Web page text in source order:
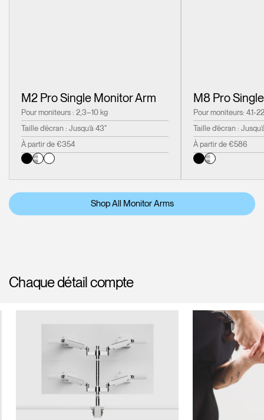
M2 Pro Single Monitor Arm
Pour moniteurs : 2,3–10 kg
Taille d’écran : Jusqu’à 43"
À partir de €354
M8 Pro
Pour moniteurs: 4.1-
Taille d’écran :
À partir de €586
Shop All Monitor Arms
Chaque détail compte